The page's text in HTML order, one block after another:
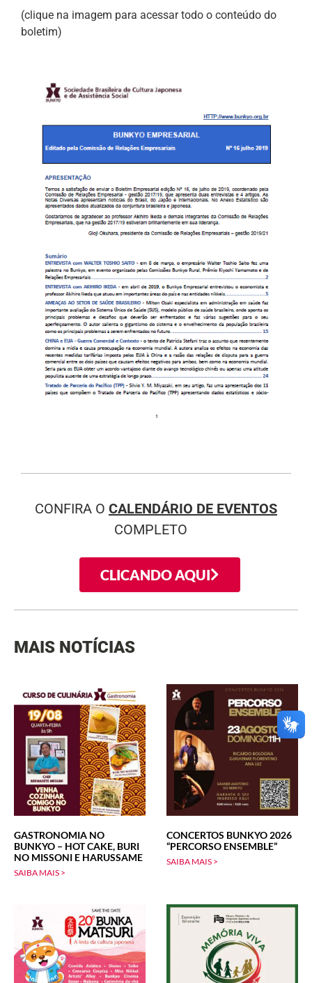
(clique na imagem para acessar todo o conteúdo do
boletim)
CONFIRA O CALENDÁRIO DE EVENTOS
COMPLETO
CLICANDO AQUI
MAIS NOTÍCIAS
GASTRONOMIA NO
BUNKYO – HOT CAKE, BURI
NO MISSONI E HARUSSAME
SAIBA MAIS >
CONCERTOS BUNKYO 2026
“PERCORSO ENSEMBLE”
SAIBA MAIS >